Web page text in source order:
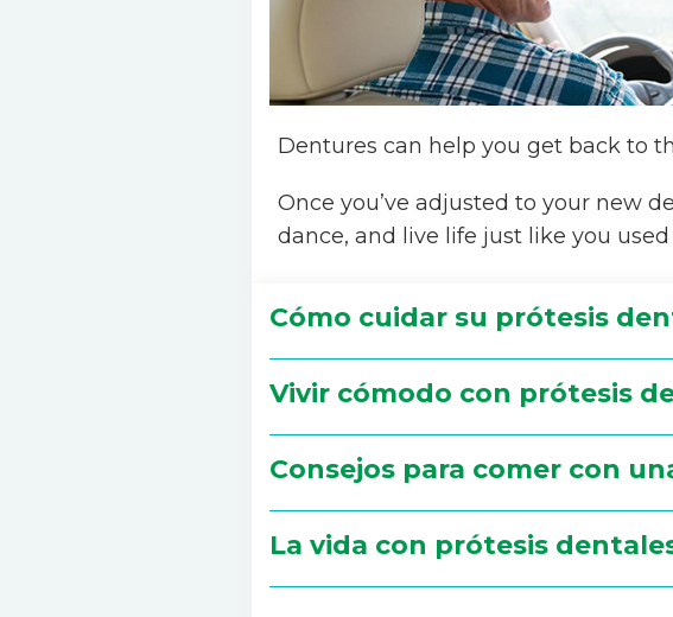
Dentures can help you get back to
Once you’ve adjusted to your new
dance, and live life just like you used
Cómo cuidar su prótesis
Vivir cómodo con prótesis
Consejos para comer con
La vida con prótesis